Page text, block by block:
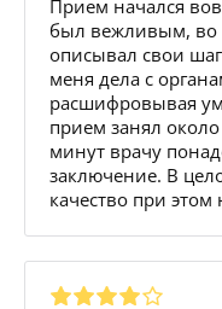
Прием начался
был вежливым, во
описывал свои
меня дела с
расшифровывая
прием занял
минут врачу
заключение. В
качество при этом